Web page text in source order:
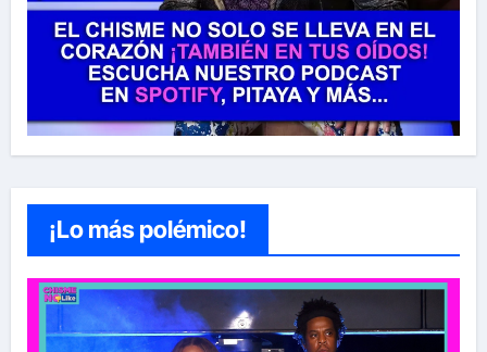
¡Lo más polémico!